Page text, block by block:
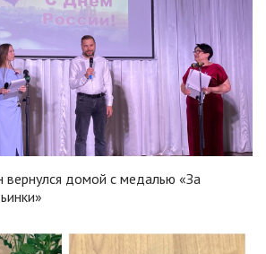
вернулся домой с медалью «За